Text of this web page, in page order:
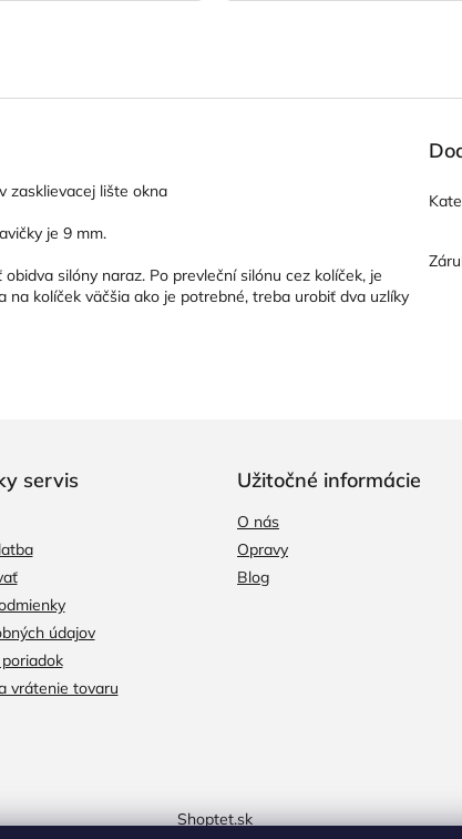
zasklievacej lište okna
je 9 mm.
silóny naraz. Po prevleční silónu cez kolíček, je
kolíček väčšia ako je potrebné, treba urobiť dva uzlíky
servis
údajov
vrátenie tovaru
Užitočné informácie
O nás
Opravy
Blog
Shoptet.sk